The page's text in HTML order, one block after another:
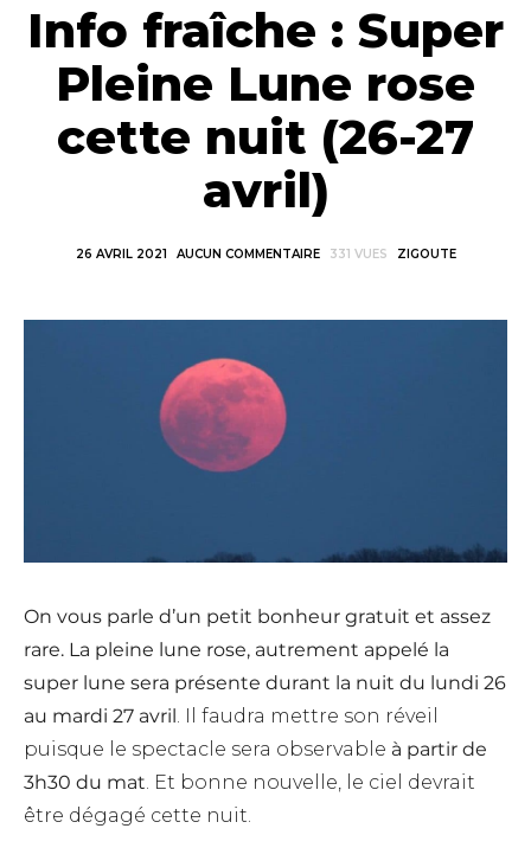
Info fraîche : Super
Pleine Lune rose
cette nuit (26-27
avril)
26 AVRIL 2021 AUCUN COMMENTAIRE 331 VUES ZIGOUTE
On vous parle d’un petit bonheur gratuit et assez
rare. La pleine lune rose, autrement appelé la
super lune sera présente durant la nuit du lundi 26
au mardi 27 avril. Il faudra mettre son réveil
puisque le spectacle sera observable à partir de
3h30 du mat. Et bonne nouvelle, le ciel devrait
être dégagé cette nuit.